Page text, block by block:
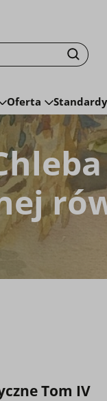
Szukaj
Oferta
Tom IV